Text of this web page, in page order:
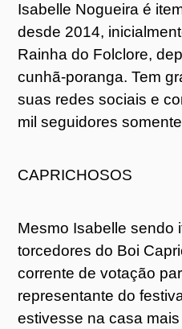
Isabelle Nogueira é
desde 2014,
Rainha do Folclore,
cunhã-poranga. Tem
suas redes sociais e
mil seguidores
CAPRICHOSOS
Mesmo Isabelle sendo
torcedores do Boi
corrente de votação
representante do
estivesse na casa